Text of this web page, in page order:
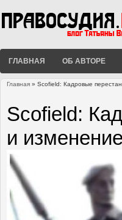
ГЛАВНАЯ ОБ АВТОРЕ
Главная » Scofield: Кадровые
Scofield:
и